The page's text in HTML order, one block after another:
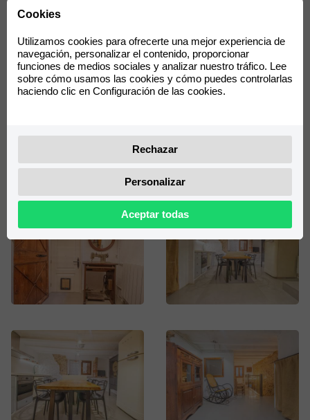
Cookies
Utilizamos cookies para ofrecerte una mejor experiencia de
navegación, personalizar el contenido, proporcionar
funciones de medios sociales y analizar nuestro tráfico. Lee
sobre cómo usamos las cookies y cómo puedes controlarlas
haciendo clic en Configuración de las cookies.
Rechazar
Personalizar
Aceptar todas